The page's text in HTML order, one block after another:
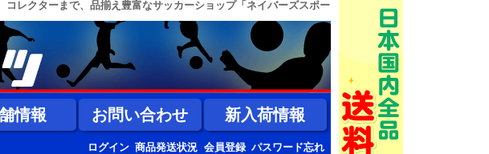
レクターまで、品揃え豊富なサッカーショップ「ネイバーズスポー
情報 お問い合わせ 新入荷情報
ログイン 商品発送状況 会員登録 パスワード忘れ